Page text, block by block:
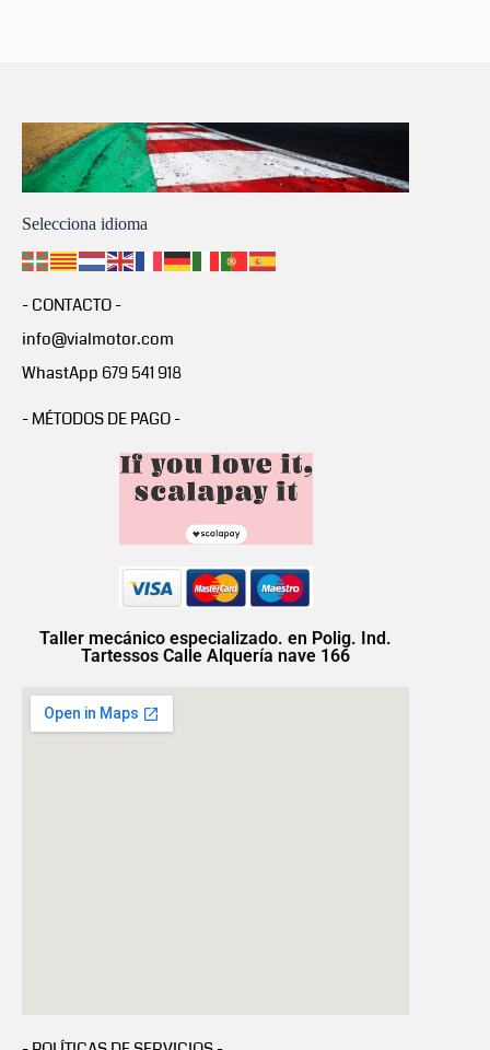
Selecciona idioma
- CONTACTO -
info@vialmotor.com
WhastApp 679 541 918
- MÉTODOS DE PAGO -
Taller mecánico especializado. en Polig. Ind.
Tartessos Calle Alquería nave 166